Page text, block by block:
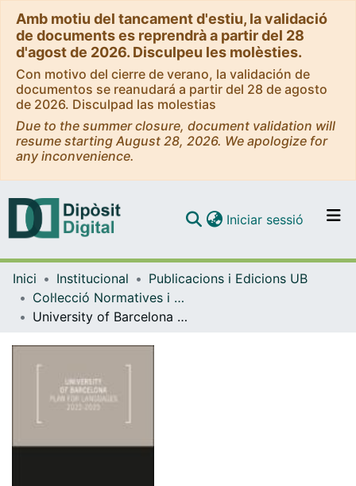
Amb motiu del tancament d'estiu, la validació
de documents es reprendrà a partir del 28
d'agost de 2026. Disculpeu les molèsties.
Con motivo del cierre de verano, la validación de
documentos se reanudará a partir del 28 de agosto
de 2026. Disculpad las molestias
Due to the summer closure, document validation will
resume starting August 28, 2026. We apologize for
any inconvenience.
Navega per tot el DD
Iniciar sessió (current)
Inici Institucional
Publicacions i Edicions UB
Col·lecció Normatives i Documents - eBooks - (Publicacions i Edicions UB)
University of Barcelona Plan for Languages 2022-2025